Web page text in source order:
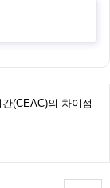
(CEAC)의 차이점